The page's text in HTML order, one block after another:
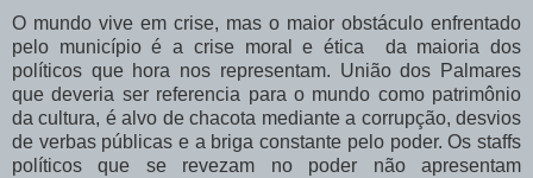
O mundo vive em crise, mas o maior obstáculo enfrentado
pelo município é a crise moral e ética da maioria dos
políticos que hora nos representam. União dos Palmares
que deveria ser referencia para o mundo como patrimônio
da cultura, é alvo de chacota mediante a corrupção, desvios
de verbas públicas e a briga constante pelo poder. Os staffs
políticos que se revezam no poder não apresentam